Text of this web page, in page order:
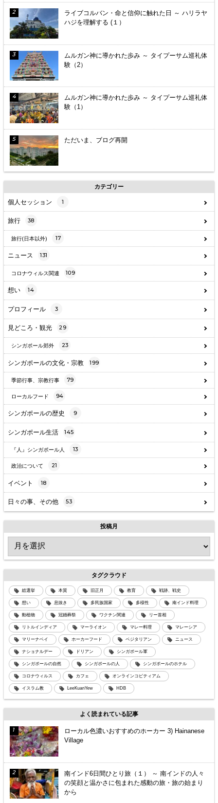
ライブコルバン・命と信仰に触れた日 ～ ハリラヤ
ハジを理解する (１）
ムルガン神に導かれた歩み ～ タイプーサム巡礼体
験（2）
ムルガン神に導かれた歩み ～ タイプーサム巡礼体
験（1）
ただいま、ブログ再開
カテゴリー
個人セッション 1
旅行 38
旅行(日本以外) 17
ニュース 131
コロナウィルス関連 109
想い 14
プロフィール 3
見どころ・観光 29
シンガポール郊外 23
シンガポールの文化・宗教 199
季節行事、宗教行事 79
ローカルフード 94
シンガポールの歴史 9
シンガポール生活 145
『人』シンガポール人 13
政治について 21
イベント 18
日々の事、その他 53
投稿月
タグクラウド
総選挙 本質 旧正月 教育 戦跡、戦史
想い 息抜き 多民族国家 多様性 南インド料理
動植物 冠婚葬祭 ワクチン関連 リー首相
リトルインディア マーライオン マレー料理 マレーシア
マリーナベイ ホーカーフード ベジタリアン ニュース
ナショナルデー ドリアン シンガポール軍
シンガポールの自然 シンガポールの人 シンガポールのホテル
コロナウィルス カフェ オンラインコピティアム
イスラム教 LeeKuanYew HDB
よく読まれている記事
ローカル色濃いおすすめのホーカー 3) Hainanese
Village
南インド6日間ひとり旅（１） ～ 南インドの人々
の笑顔と温かさに包まれた感動の旅・旅の始まり
から